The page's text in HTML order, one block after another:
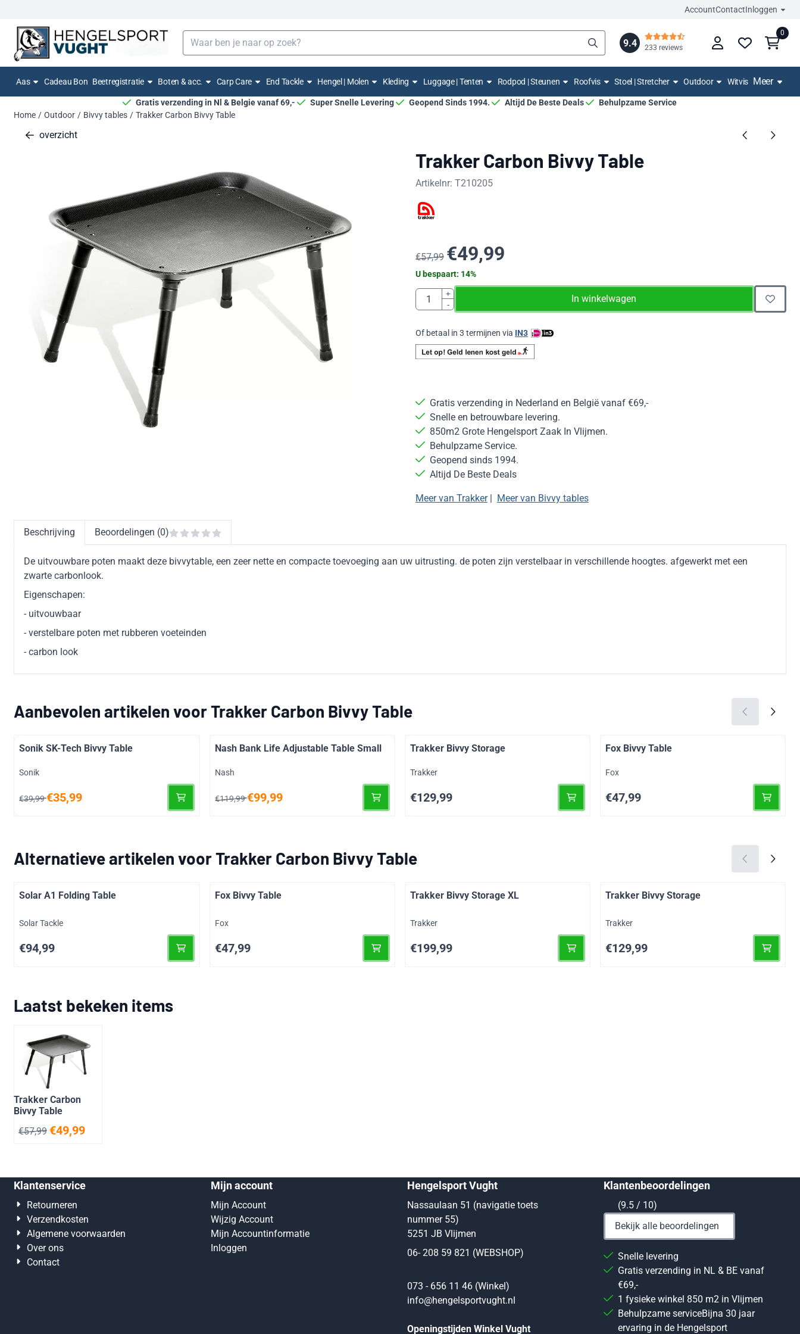
AccountContactInloggen
Zoeken
9.4 233 reviews
0
Aas Cadeau Bon Beetregistratie Boten & acc. Carp Care End Tackle Hengel | Molen Kleding Luggage | Tenten Rodpod | Steunen Roofvis Stoel | Stretcher Outdoor Witvis Meer
Gratis verzending in Nl & Belgie vanaf 69,- Super Snelle Levering Geopend Sinds 1994. Altijd De Beste Deals
Behulpzame Service
Home / Outdoor / Bivvy tables / Trakker Carbon Bivvy Table
overzicht
Trakker Carbon Bivvy Table
Artikelnr: T210205
€57,99 €49,99
U bespaart: 14%
Aantal
+
-
In winkelwagen
Of betaal in 3 termijnen via IN3
Gratis verzending in Nederland en België vanaf €69,-
Snelle en betrouwbare levering.
850m2 Grote Hengelsport Zaak In Vlijmen.
Behulpzame Service.
Geopend sinds 1994.
Altijd De Beste Deals
Meer van Trakker| Meer van Bivvy tables
Beschrijving Beoordelingen (0)
De uitvouwbare poten maakt deze bivvytable, een zeer nette en compacte toevoeging aan uw uitrusting. de poten zijn verstelbaar in verschillende hoogtes. afgewerkt met een
zwarte carbonlook.
Eigenschapen:
- uitvouwbaar
- verstelbare poten met rubberen voeteinden
- carbon look
Aanbevolen artikelen voorTrakker Carbon Bivvy Table
Sonik SK-Tech Bivvy Table
Merk:
Sonik
Van 39,99 voor 35,99
€39,99€35,99
Nash Bank Life Adjustable Table Small
Merk:
Nash
Van 119,99 voor 99,99
€119,99€99,99
Trakker Bivvy Storage
Merk:
Trakker
Prijs: 129,99
€129,99
Fox Bivvy Table
Merk:
Fox
Prijs: 47,99
€47,99
Alternatieve artikelen voorTrakker Carbon Bivvy Table
Solar A1 Folding Table
Merk:
Solar Tackle
Prijs: 94,99
€94,99
Fox Bivvy Table
Merk:
Fox
Prijs: 47,99
€47,99
Trakker Bivvy Storage XL
Merk:
Trakker
Prijs: 199,99
€199,99
Trakker Bivvy Storage
Merk:
Trakker
Prijs: 129,99
€129,99
Laatst bekeken items
Trakker Carbon
Bivvy Table
€57,99 €49,99
Klantenservice
Retourneren
Verzendkosten
Algemene voorwaarden
Over ons
Contact
Mijn account
Mijn Account
Wijzig Account
Mijn Accountinformatie
Inloggen
Hengelsport Vught
Nassaulaan 51 (navigatie toets
nummer 55)
5251 JB Vlijmen
06- 208 59 821 (WEBSHOP)
073 - 656 11 46 (Winkel)
info@hengelsportvught.nl
Openingstijden Winkel Vught
Klantenbeoordelingen
(9.5 / 10)
Bekijk alle beoordelingen
Snelle levering
Gratis verzending in NL & BE vanaf
€69,-
1 fysieke winkel 850 m2 in Vlijmen
Behulpzame serviceBijna 30 jaar
ervaring in de Hengelsport